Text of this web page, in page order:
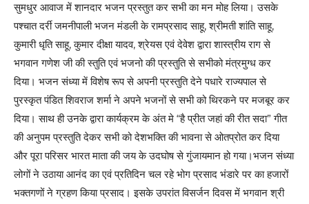
सुमधुर आवाज में शानदार भजन प्रस्तुत कर सभी का मन मोह लिया। उसके
पश्चात दर्री जमनीपाली भजन मंडली के रामप्रसाद साहू, श्रीमती शांति साहू,
कुमारी धृति साहू, कुमार दीक्षा यादव, श्रेयस एवं देवेश द्वारा शास्त्रीय राग से
भगवान गणेश जी की स्तुति एवं भजनो की प्रस्तुति से सभीको मंत्रमुग्ध कर
दिया। भजन संध्या में विशेष रूप से अपनी प्रस्तुति देने पधारे राज्यपाल से
पुरस्कृत पंडित शिवराज शर्मा ने अपने भजनों से सभी को थिरकने पर मजबूर कर
दिया। साथ ही उनके द्वारा कार्यक्रम के अंत मे “है प्रीत जहां की रीत सदा” गीत
की अनुपम प्रस्तुति देकर सभी को देशभक्ति की भावना से ओतप्रोत कर दिया
और पूरा परिसर भारत माता की जय के उदघोष से गुंजायमान हो गया।भजन संध्या
लोगों ने उठाया आनंद का एवं प्रतिदिन चल रहे भोग प्रसाद भंडारे पर का हजारों
भक्तगणों ने ग्रहण किया प्रसाद। इसके उपरांत विसर्जन दिवस में भगवान श्री